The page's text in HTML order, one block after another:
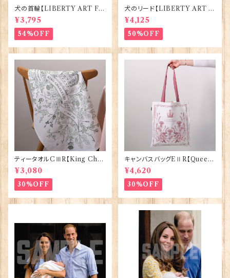
犬の首輪【LIBERTY ART FA
BRIC=Thorpe】BlossomCo
90295
¥3,795
54%OFF
犬のリード【LIBERTY ART F
ABRIC=Thorpe】BlossomC
o 90294
¥4,125
50%OFF
ティータオルCⅢR【King Char
lesⅢ Coronation】Victoria
Eggs 50129
¥3,080
30%OFF
キャンバスバッグEⅡR【Queen
ElizabethⅡ Commemorativ
e】Victoria Eggs 90332
¥4,620
30%OFF